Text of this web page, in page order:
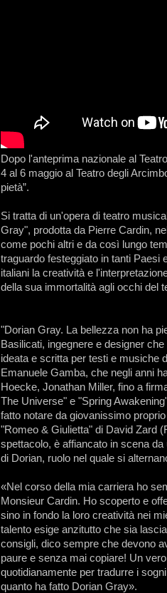
Dopo l'anteprima nazionale al
4 al 6 maggio al Teatro degli
pietà”.
Si tratta di un'opera di teatro
Gray", prodotta da Pierre Cardin,
come pochi altri e da così lungo
traguardo festeggiato in tanti Paesi
italiani la creatività e
della sua immortalità agli occhi del
"Dorian Gray. La bellezza non ha
Basilicati, ingegnere e designer
ideata e scritta per testi e musiche
Emanuele Gamba, che negli anni
Hoecke, Jonathan Miller, fino a
The Universe" e "Spring
fatto notare da giovanissimo
"Romeo & Giulietta" di David Zard
spettacolo, è affiancato in scena
di Dorian, ruolo nel quale si
«Nel corso della mia carriera ho
Monsieur Cardin. Ho scoperto e
sino in fondo la loro creatività nei
talento esige anzitutto che sia
consigli, dico sempre che devono
paure e senza mai copiare! Un
quotidianamente per tradurre i
quanto ha fatto Dorian Gray».